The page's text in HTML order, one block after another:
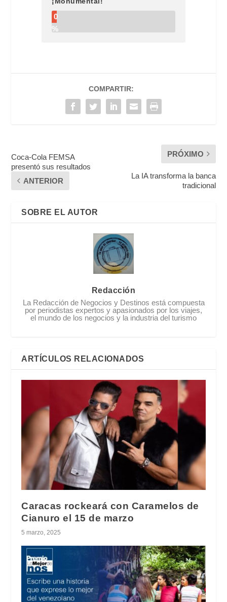
0
%
COMPARTIR:
Coca-Cola FEMSA
presentó sus resultados
ANTERIOR
PRÓXIMO
La IA transforma la banca
tradicional
SOBRE EL AUTOR
Redacción
La Redacción de Negocios y Destinos está compuesta
por periodistas expertos y apasionados por los viajes,
el mundo de los negocios y la industria del turismo
ARTÍCULOS RELACIONADOS
Caracas rockeará con Caramelos de
Cianuro el 15 de marzo
5 marzo, 2025